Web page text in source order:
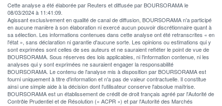
Cette analyse a été élaborée par Reuters et diffusée par BOURSORAMA le
08/03/2024 à 11:41:09.
Agissant exclusivement en qualité de canal de diffusion, BOURSORAMA n'a participé
en aucune manière à son élaboration ni exercé aucun pouvoir discrétionnaire quant à
sa sélection. Les informations contenues dans cette analyse ont été retranscrites « en
l'état », sans déclaration ni garantie d'aucune sorte. Les opinions ou estimations qui y
sont exprimées sont celles de ses auteurs et ne sauraient refléter le point de vue de
BOURSORAMA. Sous réserves des lois applicables, ni l'information contenue, ni les
analyses qui y sont exprimées ne sauraient engager la responsabilité
BOURSORAMA. Le contenu de l'analyse mis à disposition par BOURSORAMA est
fourni uniquement à titre d'information et n'a pas de valeur contractuelle. Il constitue
ainsi une simple aide à la décision dont l'utilisateur conserve l'absolue maîtrise.
BOURSORAMA est un établissement de crédit de droit français agréé par l'Autorité de
Contrôle Prudentiel et de Résolution (« ACPR ») et par l'Autorité des Marchés